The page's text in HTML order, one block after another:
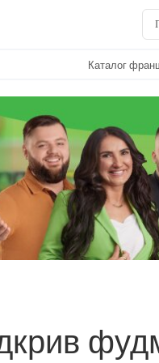
Каталог